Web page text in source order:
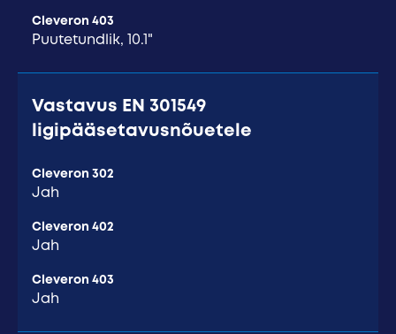
Cleveron 403
Puutetundlik, 10.1"
Vastavus EN 301549
ligipääsetavusnõuetele
Cleveron 302
Jah
Cleveron 402
Jah
Cleveron 403
Jah